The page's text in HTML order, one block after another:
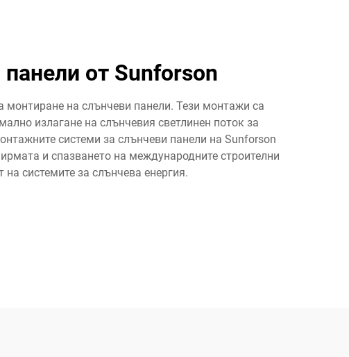
от Sunforson
монтиране на слънчеви панели. Тези монтажи са
излагане на слънчевия светлинен поток за
системи за слънчеви панели на Sunforson
и спазването на международните строителни
системите за слънчева енергия.